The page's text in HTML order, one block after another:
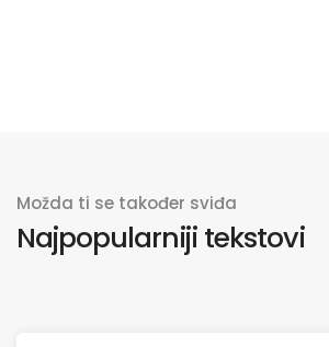
Možda ti se također sviđa
Najpopularniji tekstovi